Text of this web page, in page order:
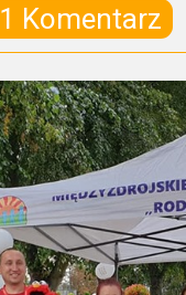
1 Komentarz